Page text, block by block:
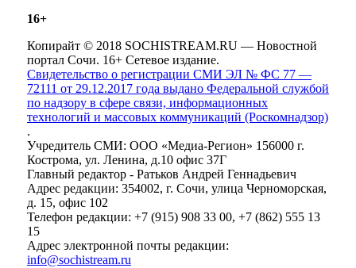
16+
Копирайт © 2018 SOCHISTREAM.RU — Новостной
портал Сочи. 16+ Сетевое издание.
Свидетельство о регистрации СМИ ЭЛ № ФС 77 —
72111 от 29.12.2017 года выдано Федеральной службой
по надзору в сфере связи, информационных
технологий и массовых коммуникаций (Роскомнадзор)
.
Учредитель СМИ: ООО «Медиа-Регион» 156000 г.
Кострома, ул. Ленина, д.10 офис 37Г
Главный редактор - Ратьков Андрей Геннадьевич
Адрес редакции: 354002, г. Сочи, улица Черноморская,
д. 15, офис 102
Телефон редакции: +7 (915) 908 33 00, +7 (862) 555 13
15
Адрес электронной почты редакции:
info@sochistream.ru